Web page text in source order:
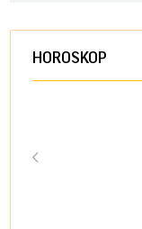
HOROSKOP